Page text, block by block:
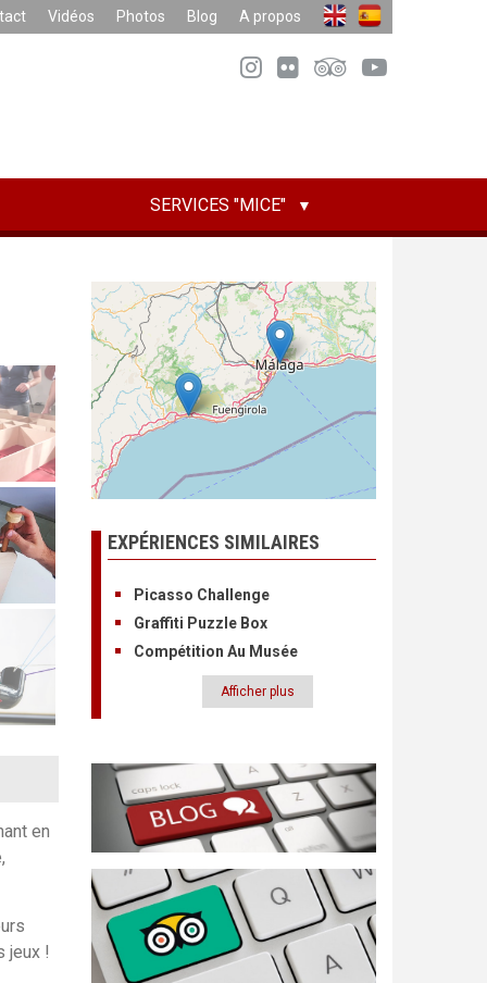
Vidéos Photos Blog A propos
SERVICES "MICE"
en
jeux !
EXPÉRIENCES SIMILAIRES
Picasso Challenge
Graffiti Puzzle Box
Compétition Au Musée
Afficher plus